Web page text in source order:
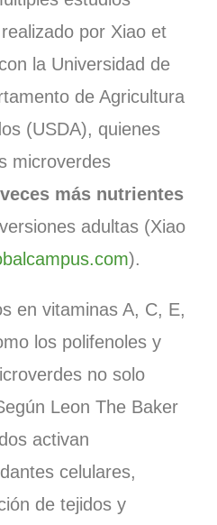
por Xiao et
la Universidad de
de Agricultura
(USDA), quienes
microverdes
más nutrientes
adultas (Xiao
).
en vitaminas A, C, E,
los polifenoles y
no solo
Leon The Baker
activan
celulares,
de tejidos y